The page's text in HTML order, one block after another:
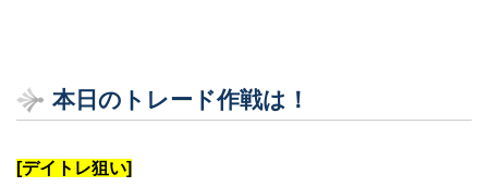
本日のトレード作戦は！
[デイトレ狙い]